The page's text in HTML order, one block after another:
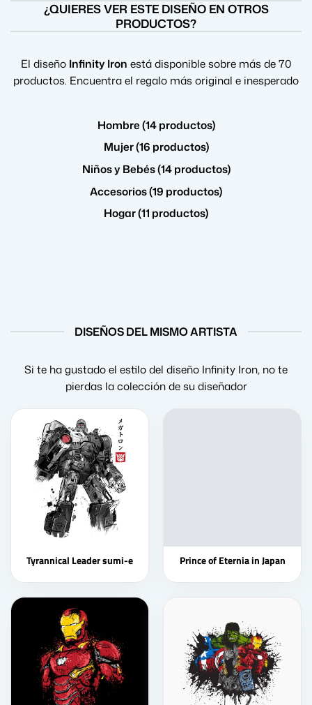
¿QUIERES VER ESTE DISEÑO EN OTROS
PRODUCTOS?
El diseño Infinity Iron está disponible sobre más de 70
productos. Encuentra el regalo más original e inesperado
Hombre (14 productos)
Mujer (16 productos)
Niños y Bebés (14 productos)
Accesorios (19 productos)
Hogar (11 productos)
DISEÑOS DEL MISMO ARTISTA
Si te ha gustado el estilo del diseño Infinity Iron, no te
pierdas la colección de su diseñador
Tyrannical Leader sumi-e Prince of Eternia in Japan